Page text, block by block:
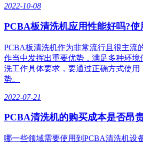
2022-10-08
PCBA板清洗机应用性能好吗?使
PCBA板清洗机作为非常流行且很主流
作当中发挥出重要优势，满足多种环
洗工作具体要求，要通过正确方式使
势。
2022-07-21
PCBA清洗机的购买成本是否昂
哪一些领域需要使用到PCBA清洗机设